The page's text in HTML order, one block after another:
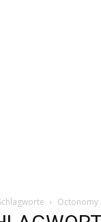
Octonomy